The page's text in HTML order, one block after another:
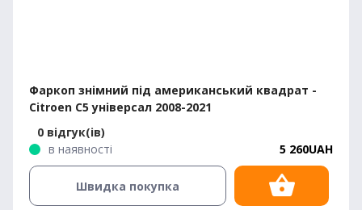
Фаркоп знімний під американський квадрат -
Citroen С5 універсал 2008-2021
0 відгук(ів)
в наявності
5 260UAH
Швидка покупка